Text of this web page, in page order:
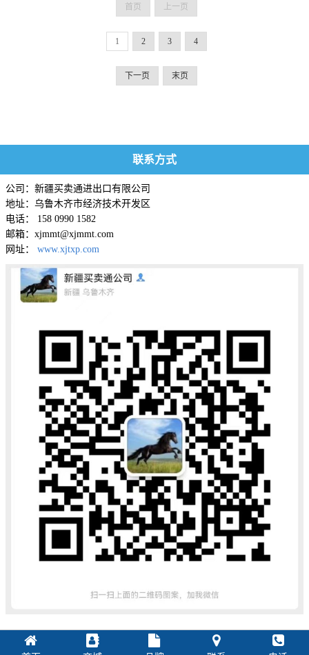
首页 上一页
1 2 3 4
下一页 末页
联系方式
公司：新疆买卖通进出口有限公司
地址：乌鲁木齐市经济技术开发区
电话： 158 0990 1582
邮箱：xjmmt@xjmmt.com
网址： www.xjtxp.com